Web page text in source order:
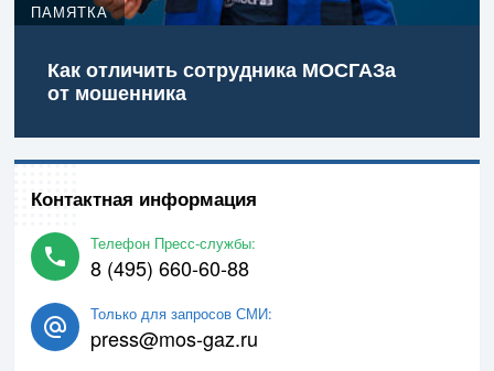
ПАМЯТКА
Как отличить сотрудника МОСГАЗа
от мошенника
Контактная информация
Телефон Пресс-службы:
8 (495) 660-60-88
Только для запросов СМИ:
press@mos-gaz.ru